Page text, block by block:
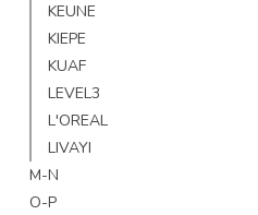
KEUNE
KIEPE
KUAF
LEVEL3
L'OREAL
LIVAYI
M-N
O-P